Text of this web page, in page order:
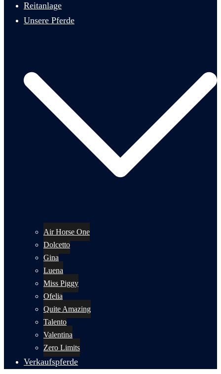
Reitanlage
Unsere Pferde
Air Horse One
Dolcetto
Gina
Luena
Miss Piggy
Ofelia
Quite Amazing
Talento
Valentina
Zero Limits
Verkaufspferde